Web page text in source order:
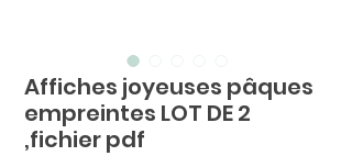
Affiches joyeuses pâques
empreintes LOT DE 2
,fichier pdf